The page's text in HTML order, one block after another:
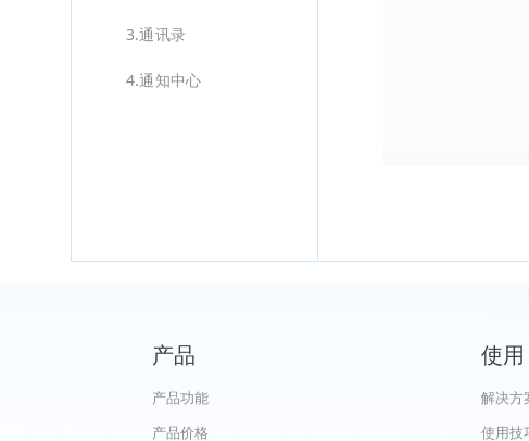
3.通讯录
4.通知中心
产品
产品功能
产品价格
使用
解决方
使用技